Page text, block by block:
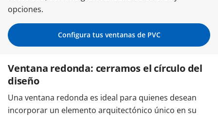
Contacta con nosotros
opciones.
Configura tus ventanas de PVC
Ventana redonda: cerramos el círculo del
diseño
Una ventana redonda es ideal para quienes desean
incorporar un elemento arquitectónico único en su